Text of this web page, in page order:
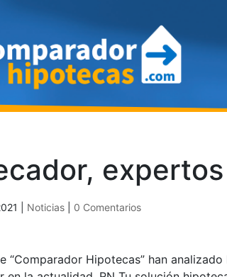
Noticias 0 Comentarios
“Comparador Hipotecas” han